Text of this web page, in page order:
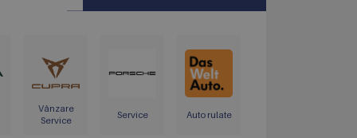
Vânzare
Service
Service Auto rulate